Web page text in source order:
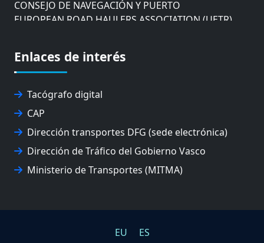
EUROPEAN ROAD HAULERS ASSOCIATION (UETR)
FEVATRANS (FEDERACIÓN VASCA DE TRANSPORTES)
FITRANS
GIZLOGA
JUNTA ARBITRAL DEL TRANSPORTE DE GIPUZKOA
MONDRAGÓN UNIBERTSITATEA
UPV/EHU
Enlaces de interés
Tacógrafo digital
CAP
Dirección transportes DFG (sede electrónica)
Dirección de Tráfico del Gobierno Vasco
Ministerio de Transportes (MITMA)
EU ES